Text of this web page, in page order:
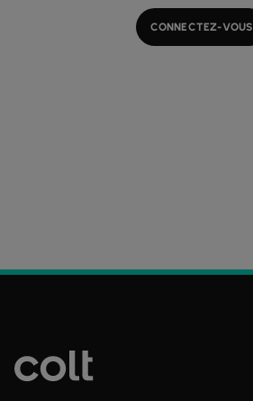
CONNECTEZ-VOUS